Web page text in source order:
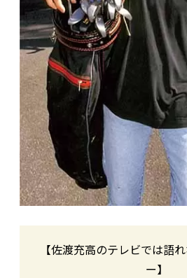
【佐渡充高のテレビでは語
ー】